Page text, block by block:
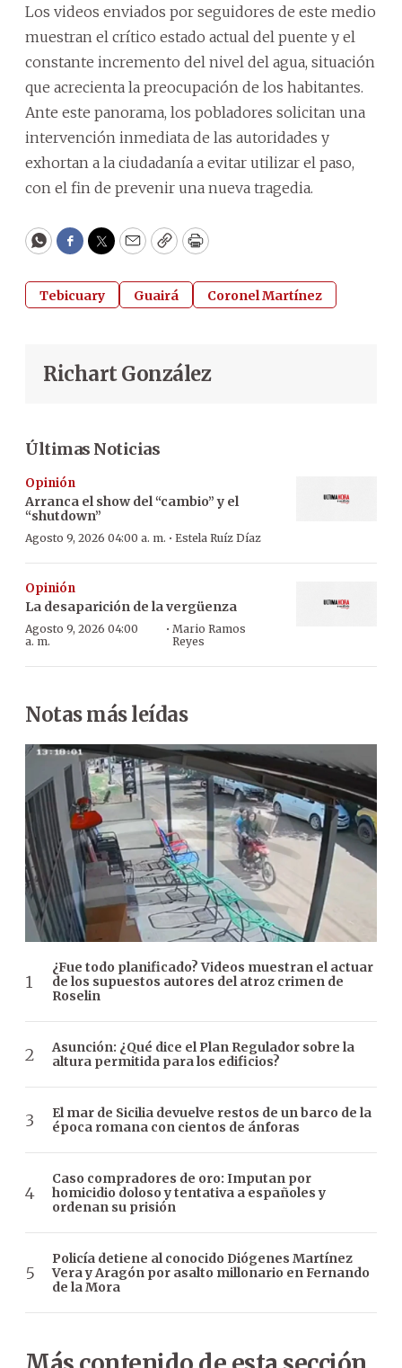
Los videos enviados por seguidores de este medio
muestran el crítico estado actual del puente y el
constante incremento del nivel del agua, situación
que acrecienta la preocupación de los habitantes.
Ante este panorama, los pobladores solicitan una
intervención inmediata de las autoridades y
exhortan a la ciudadanía a evitar utilizar el paso,
con el fin de prevenir una nueva tragedia.
WhatsApp
Facebook
Twitter
EmailCopyPrint
Tebicuary Guairá Coronel Martínez
Richart González
Últimas Noticias
Opinión
Arranca el show del “cambio” y el
“shutdown”
Agosto 9, 2026 04:00 a. m. · Estela Ruíz Díaz
Opinión
La desaparición de la vergüenza
Agosto 9, 2026 04:00
a. m.
· Mario Ramos
Reyes
Notas más leídas
¿Fue todo planificado? Videos muestran el actuar
de los supuestos autores del atroz crimen de
Roselin
Asunción: ¿Qué dice el Plan Regulador sobre la
altura permitida para los edificios?
El mar de Sicilia devuelve restos de un barco de la
época romana con cientos de ánforas
Caso compradores de oro: Imputan por
homicidio doloso y tentativa a españoles y
ordenan su prisión
Policía detiene al conocido Diógenes Martínez
Vera y Aragón por asalto millonario en Fernando
de la Mora